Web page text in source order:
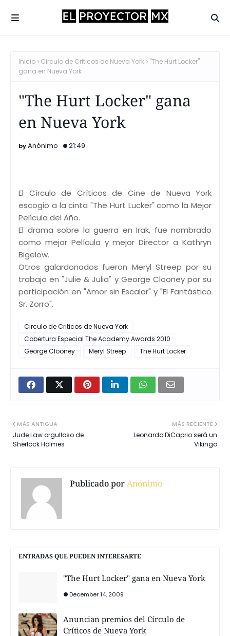
Inicio Circulo de Criticos de Nueva York
"The Hurt Locker"
gana en Nueva York
"The Hurt Locker" gana
en Nueva York
Anónimo 21:49
El Círculo de Críticos de Cine de Nueva York
escogio a la cinta "The Hurt Lucker" como la Mejor
Película del Año.
El drama sobre la guerra en Irak, fue nombrado
como mejor Película y mejor Director a Kathryn
Bigelow.
Otros galardonados fueron Meryl Streep por su
trabajo en "Julie & Julia" y George Clooney por su
participación en "Amor sin Escalar" y "El Fantástico
Sr. Zorro".
Circulo de Criticos de Nueva York
Cobertura Especial The Academy Awards 2010
George Clooney
Meryl Streep The Hurt Locker
MÁS RECIENTE
Leonardo DiCaprio será un
Vikingo
MÁS ANTIGUA
Jude Law orgulloso de
Sherlock Holmes
Publicado porAnónimo
ENTRADAS QUE PUEDEN INTERESARTE
"The Hurt Locker" gana en Nueva York
December 14, 2009
Anuncian premios del Círculo de
Críticos de Nueva York